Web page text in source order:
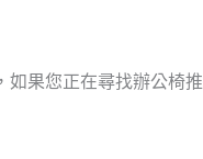
如果您正在尋找辦公椅推